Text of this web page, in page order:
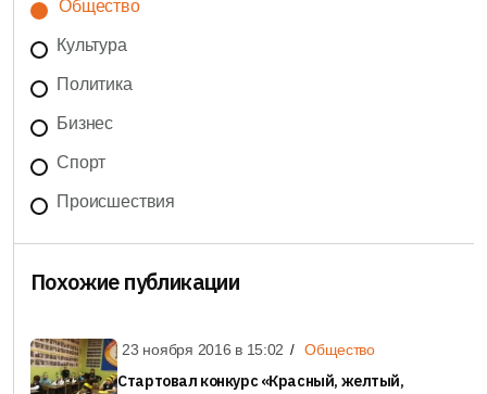
Общество
Культура
Политика
Бизнес
Спорт
Происшествия
Похожие публикации
23 ноября 2016 в 15:02 Общество
Стартовал конкурс «Красный, желтый,